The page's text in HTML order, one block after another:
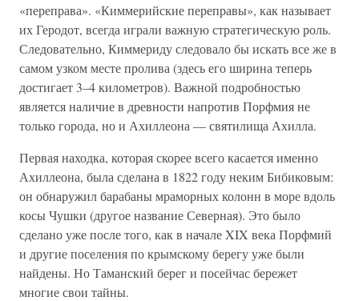
«переправа». «Киммерийские переправы», как называет
их Геродот, всегда играли важную стратегическую роль.
Следовательно, Киммериду следовало бы искать все же в
самом узком месте пролива (здесь его ширина теперь
достигает 3–4 километров). Важной подробностью
является наличие в древности напротив Порфмия не
только города, но и Ахиллеона — святилища Ахилла.
Первая находка, которая скорее всего касается именно
Ахиллеона, была сделана в 1822 году неким Бибиковым:
он обнаружил барабаны мраморных колонн в море вдоль
косы Чушки (другое название Северная). Это было
сделано уже после того, как в начале XIX века Порфмий
и другие поселения по крымскому берегу уже были
найдены. Но Таманский берег и посейчас бережет
многие свои тайны.